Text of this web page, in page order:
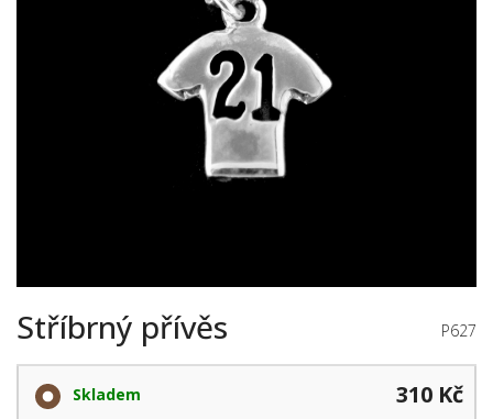
Stříbrný přívěs P627
Skladem 310 Kč